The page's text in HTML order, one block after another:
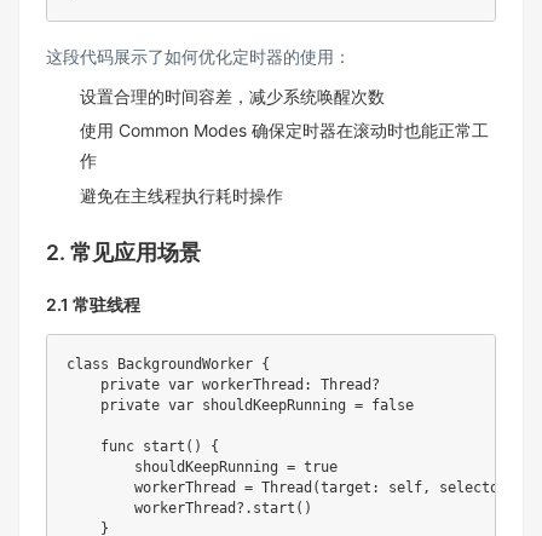
这段代码展示了如何优化定时器的使用：
设置合理的时间容差，减少系统唤醒次数
使用 Common Modes 确保定时器在滚动时也能正常工
作
避免在主线程执行耗时操作
2. 常见应用场景
2.1 常驻线程
class BackgroundWorker {
private var workerThread : Thread ?
private var shouldKeepRunning = false
func start ( )
{
        shouldKeepRunning
= true
        workerThread
= Thread (target : self, selector
        workerThread
? . start ( )
}